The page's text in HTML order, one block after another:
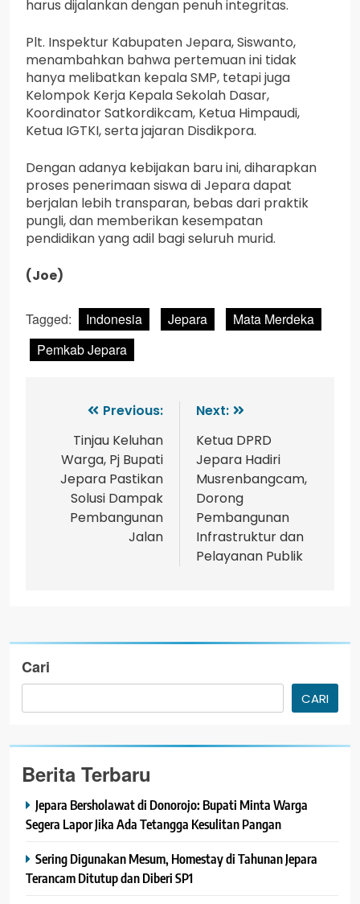
harus dijalankan dengan penuh integritas.
Plt. Inspektur Kabupaten Jepara, Siswanto,
menambahkan bahwa pertemuan ini tidak
hanya melibatkan kepala SMP, tetapi juga
Kelompok Kerja Kepala Sekolah Dasar,
Koordinator Satkordikcam, Ketua Himpaudi,
Ketua IGTKI, serta jajaran Disdikpora.
Dengan adanya kebijakan baru ini, diharapkan
proses penerimaan siswa di Jepara dapat
berjalan lebih transparan, bebas dari praktik
pungli, dan memberikan kesempatan
pendidikan yang adil bagi seluruh murid.
(Joe)
Tagged: Indonesia Jepara
Mata Merdeka
Pemkab Jepara
Previous:
Tinjau Keluhan
Warga, Pj Bupati
Jepara Pastikan
Solusi Dampak
Pembangunan
Jalan
Next:
Ketua DPRD
Jepara Hadiri
Musrenbangcam,
Dorong
Pembangunan
Infrastruktur dan
Pelayanan Publik
Cari
CARI
Berita Terbaru
Jepara Bersholawat di Donorojo: Bupati Minta Warga
Segera Lapor Jika Ada Tetangga Kesulitan Pangan
Sering Digunakan Mesum, Homestay di Tahunan Jepara
Terancam Ditutup dan Diberi SP1